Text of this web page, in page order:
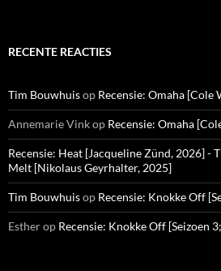
RECENTE REACTIES
Tim Bouwhuisop Recensie: Omaha [Cole
Annemarie Vinkop Recensie: Omaha
Recensie: Heat [Jacqueline Zünd, 2026] -
Melt [Nikolaus Geyrhalter, 2025]
Tim Bouwhuisop Recensie: Knokke Off
Estherop Recensie: Knokke Off [Seizoen